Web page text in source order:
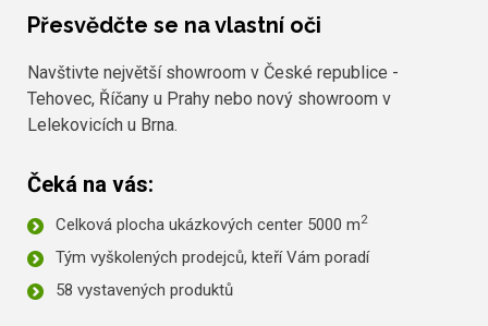
Přesvědčte se na vlastní oči
Navštivte největší showroom v České republice -
Tehovec, Říčany u Prahy nebo nový showroom v
Lelekovicích u Brna.
Čeká na vás:
Celková plocha ukázkových center 5000 m2
Tým vyškolených prodejců, kteří Vám poradí
58 vystavených produktů